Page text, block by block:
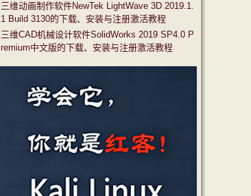
三维动画制作软件NewTek LightWave 3D 2019.1.
1 Build 3130的下载、安装与注册激活教程
三维CAD机械设计软件SolidWorks 2019 SP4.0 P
remium中文版的下载、安装与注册激活教程